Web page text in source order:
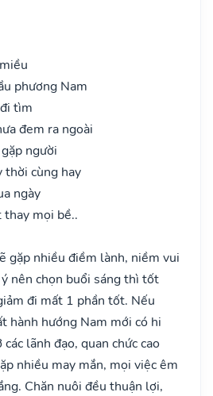
phương Nam
tìm
đem ra ngoài
người
thời cùng hay
ngày
mọi bề..
gặp nhiều điềm lành, niềm vui
nên chọn buổi sáng thì tốt
đi mất 1 phần tốt. Nếu
hành hướng Nam mới có hi
lãnh đạo, quan chức cao
nhiều may mắn, mọi việc êm
Chăn nuôi đều thuận lợi,